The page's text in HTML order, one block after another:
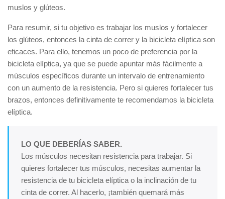
muslos y glúteos.
Para resumir, si tu objetivo es trabajar los muslos y fortalecer
los glúteos, entonces la cinta de correr y la bicicleta elíptica son
eficaces. Para ello, tenemos un poco de preferencia por la
bicicleta elíptica, ya que se puede apuntar más fácilmente a
músculos específicos durante un intervalo de entrenamiento
con un aumento de la resistencia. Pero si quieres fortalecer tus
brazos, entonces definitivamente te recomendamos la bicicleta
elíptica.
LO QUE DEBERÍAS SABER.
Los músculos necesitan resistencia para trabajar. Si
quieres fortalecer tus músculos, necesitas aumentar la
resistencia de tu bicicleta elíptica o la inclinación de tu
cinta de correr. Al hacerlo, ¡también quemará más